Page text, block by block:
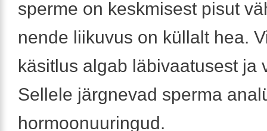
sperme on keskmisest pisut
nende liikuvus on küllalt hea.
käsitlus algab läbivaatusest ja
Sellele järgnevad sperma
hormoonuuringud.